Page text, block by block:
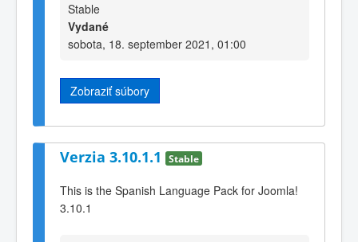
Stable
Vydané
sobota, 18. september 2021, 01:00
Zobraziť súbory
Verzia 3.10.1.1 Stable
This is the Spanish Language Pack for Joomla!
3.10.1